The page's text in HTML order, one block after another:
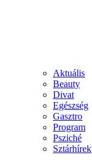
Aktuális
Beauty
Divat
Egészség
Gasztro
Program
Psziché
Sztárhírek